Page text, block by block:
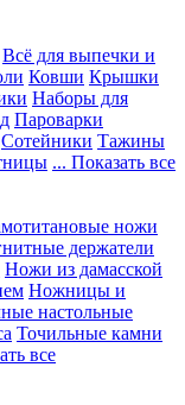
Всё для выпечки и
Ковши Крышки
Наборы для
Пароварки
Сотейники Тажины
... Показать все
ножи
держатели
Ножи из дамасской
Ножницы и
настольные
Точильные камни
все